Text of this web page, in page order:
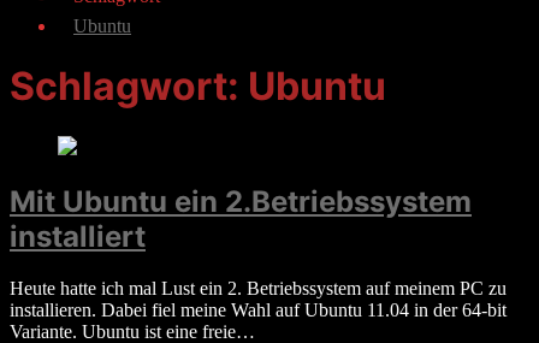
Ubuntu
Schlagwort: Ubuntu
Mit Ubuntu ein 2.Betriebssystem
installiert
Heute hatte ich mal Lust ein 2. Betriebssystem auf meinem PC zu
installieren. Dabei fiel meine Wahl auf Ubuntu 11.04 in der 64-bit
Variante. Ubuntu ist eine freie…